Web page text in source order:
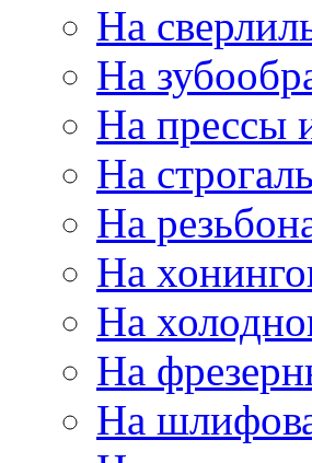
На
На
На прессы
На
На
На
На
На
На